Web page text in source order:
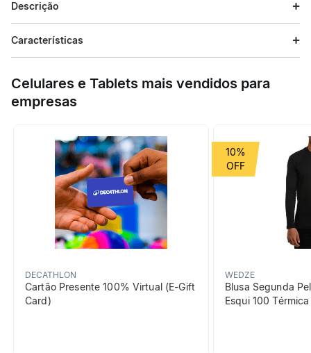
Descrição
Características
Celulares e Tablets mais vendidos para
empresas
DECATHLON
Cartão Presente 100% Virtual (E-Gift
Card)
WEDZE
Blusa Segunda
Esqui 100
10%